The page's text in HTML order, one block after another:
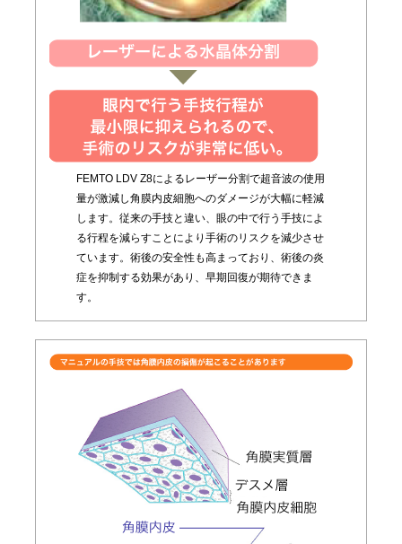
FEMTO LDV Z8によるレーザー分割で超音波の使用
量が激減し角膜内皮細胞へのダメージが大幅に軽減
します。従来の手技と違い、眼の中で行う手技によ
る行程を減らすことにより手術のリスクを減少させ
ています。術後の安全性も高まっており、術後の炎
症を抑制する効果があり、早期回復が期待できま
す。